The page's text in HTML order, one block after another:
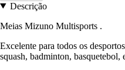
Descrição
Meias Mizuno Multisports .
Excelente para todos os
squash, badminton, basquetebol,